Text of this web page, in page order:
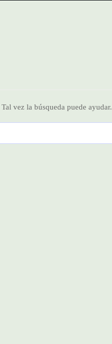
vez la búsqueda puede ayudar.